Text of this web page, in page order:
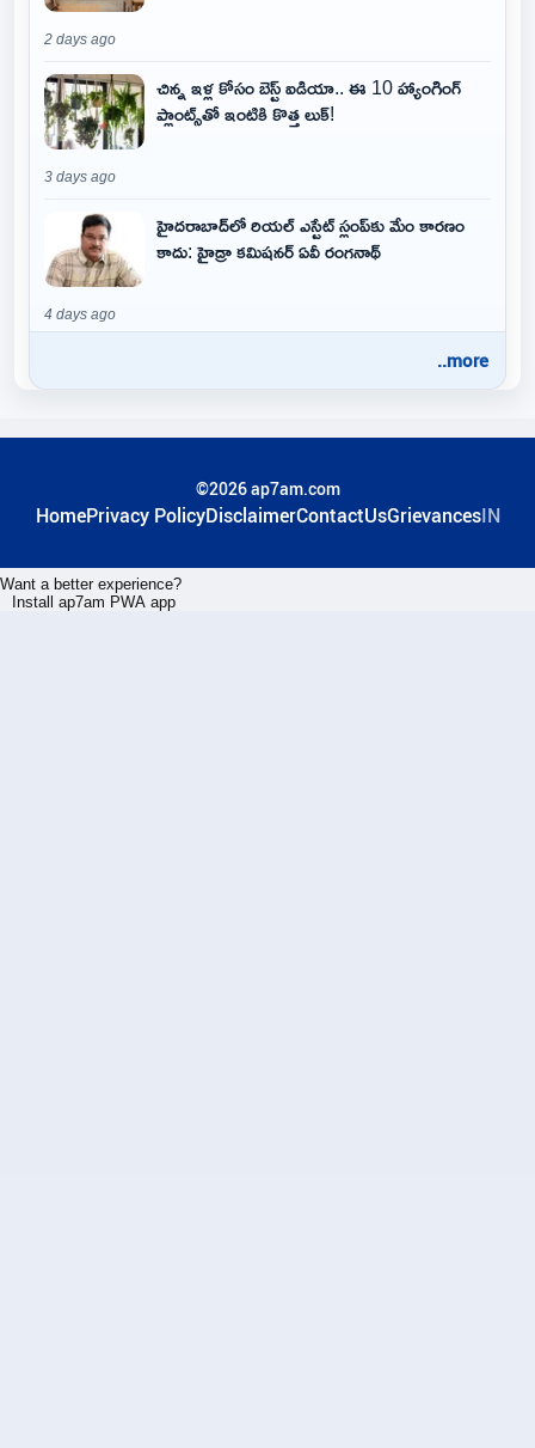
2 days ago
చిన్న ఇళ్ల కోసం బెస్ట్ ఐడియా.. ఈ 10 హ్యాంగింగ్
ప్లాంట్స్‌తో ఇంటికి కొత్త లుక్!
3 days ago
హైదరాబాద్‌లో రియల్ ఎస్టేట్ స్లంప్‌కు మేం కారణం
కాదు: హైడ్రా కమిషనర్ ఏవీ రంగనాథ్
4 days ago
..more
©2026 ap7am.com
HomePrivacy PolicyDisclaimerContactUsGrievancesIN
Want a better experience?
Install ap7am PWA app